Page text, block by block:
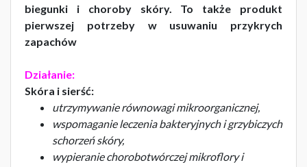
biegunki i choroby skóry. To także produkt
pierwszej potrzeby w usuwaniu przykrych
zapachów
Działanie:
Skóra i sierść:
utrzymywanie równowagi mikroorganicznej,
wspomaganie leczenia bakteryjnych i grzybiczych
schorzeń skóry,
wypieranie chorobotwórczej mikroflory i